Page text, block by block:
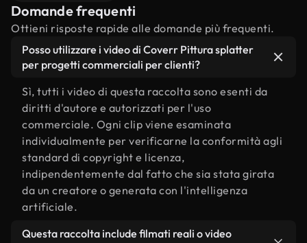
Domande frequenti
Ottieni risposte rapide alle domande più frequenti.
Posso utilizzare i video di Coverr Pittura splatter
per progetti commerciali per clienti?
Sì, tutti i video di questa raccolta sono esenti da
diritti d'autore e autorizzati per l'uso
commerciale. Ogni clip viene esaminata
individualmente per verificarne la conformità agli
standard di copyright e licenza,
indipendentemente dal fatto che sia stata girata
da un creatore o generata con l'intelligenza
artificiale.
Questa raccolta include filmati reali o video